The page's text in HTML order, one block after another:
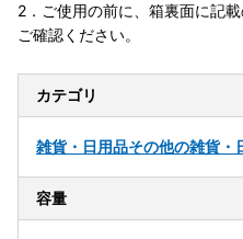
2．ご使用の前に、箱裏面に記
ご確認ください。
カテゴリ
雑貨・日用品その他の雑貨・
容量